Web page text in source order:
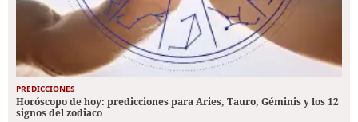
PREDICCIONES
Horóscopo de hoy: predicciones para Aries, Tauro, Géminis y los 12
signos del zodiaco